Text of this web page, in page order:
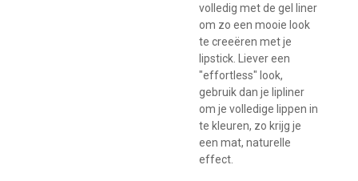
volledig met de gel liner
om zo een mooie look
te creeëren met je
lipstick. Liever een
"effortless" look,
gebruik dan je lipliner
om je volledige lippen in
te kleuren, zo krijg je
een mat, naturelle
effect.